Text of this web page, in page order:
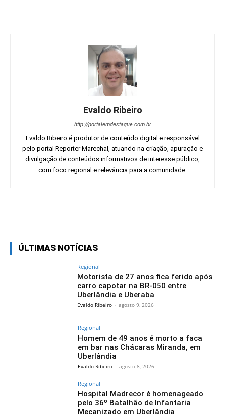
Evaldo Ribeiro
http://portalemdestaque.com.br
Evaldo Ribeiro é produtor de conteúdo digital e responsável
pelo portal Reporter Marechal, atuando na criação, apuração e
divulgação de conteúdos informativos de interesse público,
com foco regional e relevância para a comunidade.
ÚLTIMAS NOTÍCIAS
Regional
Motorista de 27 anos fica ferido após
carro capotar na BR-050 entre
Uberlândia e Uberaba
Evaldo Ribeiro - agosto 9, 2026
Regional
Homem de 49 anos é morto a faca
em bar nas Chácaras Miranda, em
Uberlândia
Evaldo Ribeiro - agosto 8, 2026
Regional
Hospital Madrecor é homenageado
pelo 36º Batalhão de Infantaria
Mecanizado em Uberlândia